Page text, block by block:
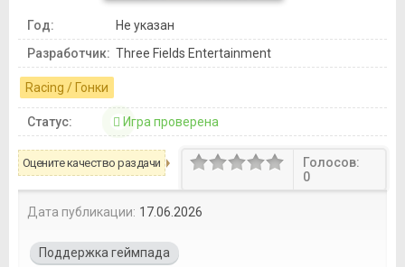
Год:
Не указан
Разработчик: Three Fields Entertainment
Racing / Гонки
Статус: Игра проверена
Оцените качество раздачи
Голосов:
0
Дата публикации: 17.06.2026
Поддержка геймпада